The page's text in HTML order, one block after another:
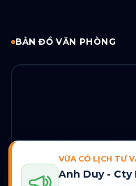
BẢN ĐỒ VĂN PHÒNG
VỪA CÓ LỊCH TƯ
Anh Duy - Cty